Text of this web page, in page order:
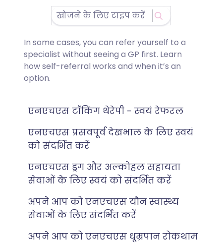
In some cases, you can refer yourself to a
specialist without seeing a GP first. Learn
how self-referral works and when it’s an
option.
एनएचएस टॉकिंग थेरेपी - स्वयं रेफरल
एनएचएस प्रसवपूर्व देखभाल के लिए स्वयं
को संदर्भित करें
एनएचएस ड्रग और अल्कोहल सहायता
सेवाओं के लिए स्वयं को संदर्भित करें
अपने आप को एनएचएस यौन स्वास्थ्य
सेवाओं के लिए संदर्भित करें
अपने आप को एनएचएस धूम्रपान रोकथाम